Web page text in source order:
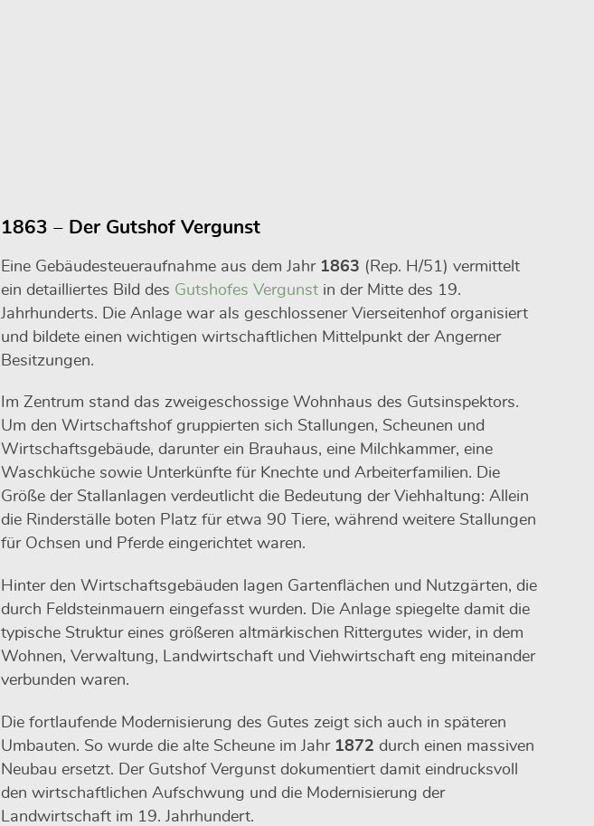
1863 – Der Gutshof Vergunst
Eine Gebäudesteueraufnahme aus dem Jahr 1863 (Rep. H/51) vermittelt
ein detailliertes Bild des Gutshofes Vergunst in der Mitte des 19.
Jahrhunderts. Die Anlage war als geschlossener Vierseitenhof organisiert
und bildete einen wichtigen wirtschaftlichen Mittelpunkt der Angerner
Besitzungen.
Im Zentrum stand das zweigeschossige Wohnhaus des Gutsinspektors.
Um den Wirtschaftshof gruppierten sich Stallungen, Scheunen und
Wirtschaftsgebäude, darunter ein Brauhaus, eine Milchkammer, eine
Waschküche sowie Unterkünfte für Knechte und Arbeiterfamilien. Die
Größe der Stallanlagen verdeutlicht die Bedeutung der Viehhaltung: Allein
die Rinderställe boten Platz für etwa 90 Tiere, während weitere Stallungen
für Ochsen und Pferde eingerichtet waren.
Hinter den Wirtschaftsgebäuden lagen Gartenflächen und Nutzgärten, die
durch Feldsteinmauern eingefasst wurden. Die Anlage spiegelte damit die
typische Struktur eines größeren altmärkischen Rittergutes wider, in dem
Wohnen, Verwaltung, Landwirtschaft und Viehwirtschaft eng miteinander
verbunden waren.
Die fortlaufende Modernisierung des Gutes zeigt sich auch in späteren
Umbauten. So wurde die alte Scheune im Jahr 1872 durch einen massiven
Neubau ersetzt. Der Gutshof Vergunst dokumentiert damit eindrucksvoll
den wirtschaftlichen Aufschwung und die Modernisierung der
Landwirtschaft im 19. Jahrhundert.